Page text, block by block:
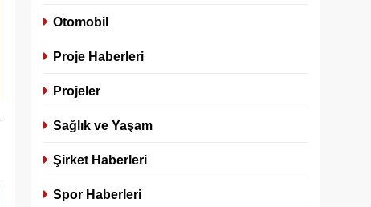
Otomobil
Proje Haberleri
Projeler
Sağlık ve Yaşam
Şirket Haberleri
Spor Haberleri